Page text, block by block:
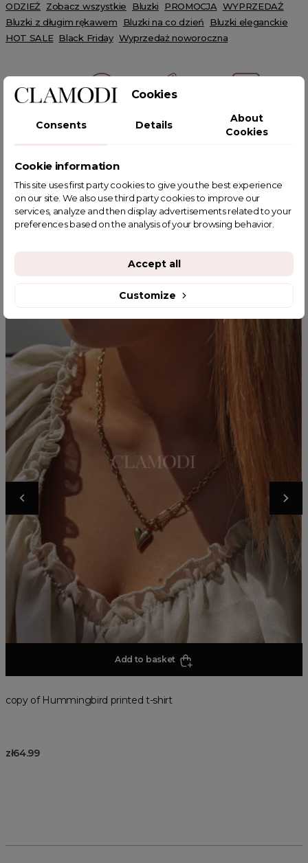
ODZIEŻ Zobacz wszystkie Bluzki PROMOCJA WYPRZEDAŻ
Bluzki z długim rękawem
Bluzki na co dzień
Bluzki eleganckie
HOT SALE Black Friday Wyprzedaż noworoczna
POWIĄZANE TAGI
YOU MIGHT ALSO LIKE
Add to basket
copy of Hummingbird printed t-shirt
zł64.99
Cookies
Consents Details
About
Cookies
Cookie information
This site uses first party cookies to give you the best experience
on our site. We also use third party cookies to improve our
services, analyze and then display advertisements related to your
preferences based on the analysis of your browsing behavior.
Customize
Accept all